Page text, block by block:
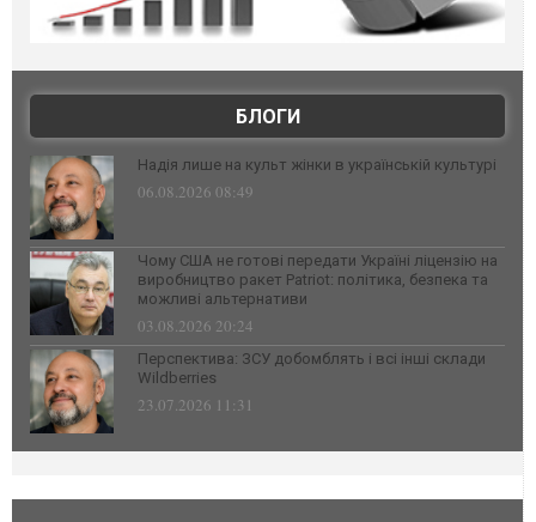
БЛОГИ
Надія лише на культ жінки в українській культурі
06.08.2026 08:49
Чому США не готові передати Україні ліцензію на
виробництво ракет Patriot: політика, безпека та
можливі альтернативи
03.08.2026 20:24
Перспектива: ЗСУ добомблять і всі інші склади
Wildberries
23.07.2026 11:31